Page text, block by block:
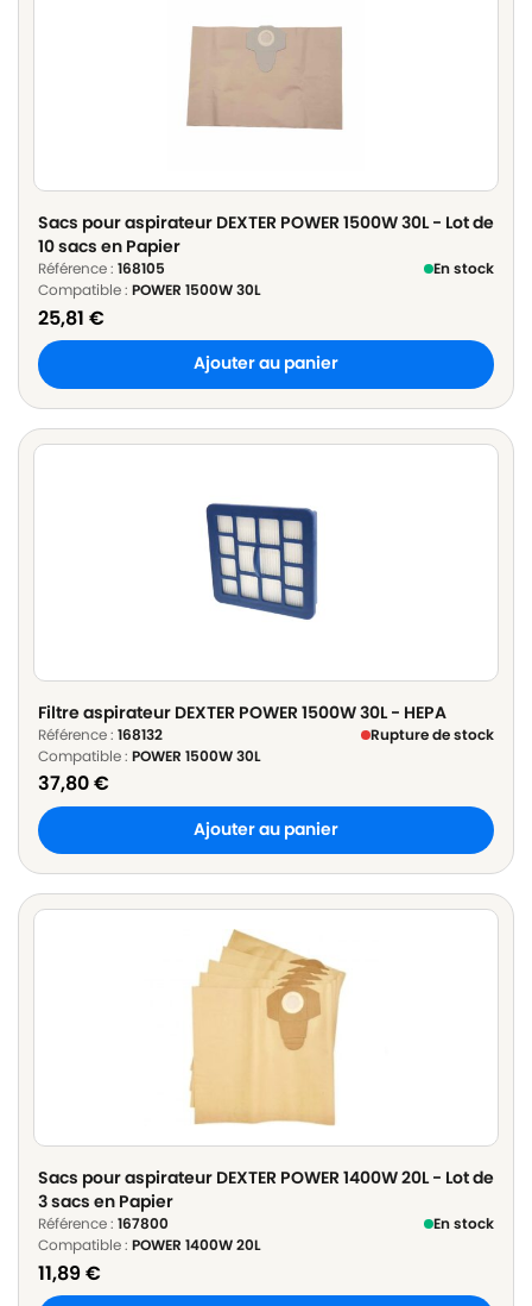
Sacs pour aspirateur DEXTER POWER 1500W 30L - Lot de
10 sacs en Papier
Référence : 168105
En stock
Compatible : POWER 1500W 30L
25,81 €
Ajouter au panier
Filtre aspirateur DEXTER POWER 1500W 30L - HEPA
Référence : 168132
Rupture de stock
Compatible : POWER 1500W 30L
37,80€
Ajouter au panier
Sacs pour aspirateur DEXTER POWER 1400W 20L - Lot de
3 sacs en Papier
Référence : 167800
En stock
Compatible : POWER 1400W 20L
11,89€